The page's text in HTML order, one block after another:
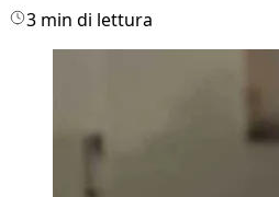
3 min di lettura